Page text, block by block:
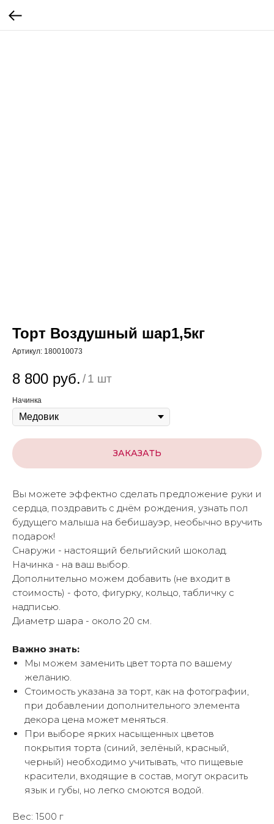
Торт Воздушный шар1,5кг
Артикул: 180010073
8 800 руб. /1 шт
Начинка
ЗАКАЗАТЬ
Вы можете эффектно сделать предложение руки и
сердца, поздравить с днём рождения, узнать пол
будущего малыша на бебишауэр, необычно вручить
подарок!
Снаружи - настоящий бельгийский шоколад.
Начинка - на ваш выбор.
Дополнительно можем добавить (не входит в
стоимость) - фото, фигурку, кольцо, табличку с
надписью.
Диаметр шара - около 20 см.
Важно знать:
Мы можем заменить цвет торта по вашему
желанию.
Стоимость указана за торт, как на фотографии,
при добавлении дополнительного элемента
декора цена может меняться.
При выборе ярких насыщенных цветов
покрытия торта (синий, зелёный, красный,
черный) необходимо учитывать, что пищевые
красители, входящие в состав, могут окрасить
язык и губы, но легко смоются водой.
Вес: 1500 г